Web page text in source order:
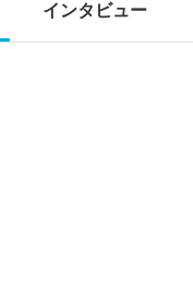
インタビュー